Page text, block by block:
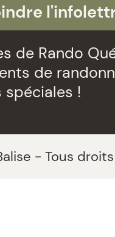
de Rando
de
spéciales !
- Tous